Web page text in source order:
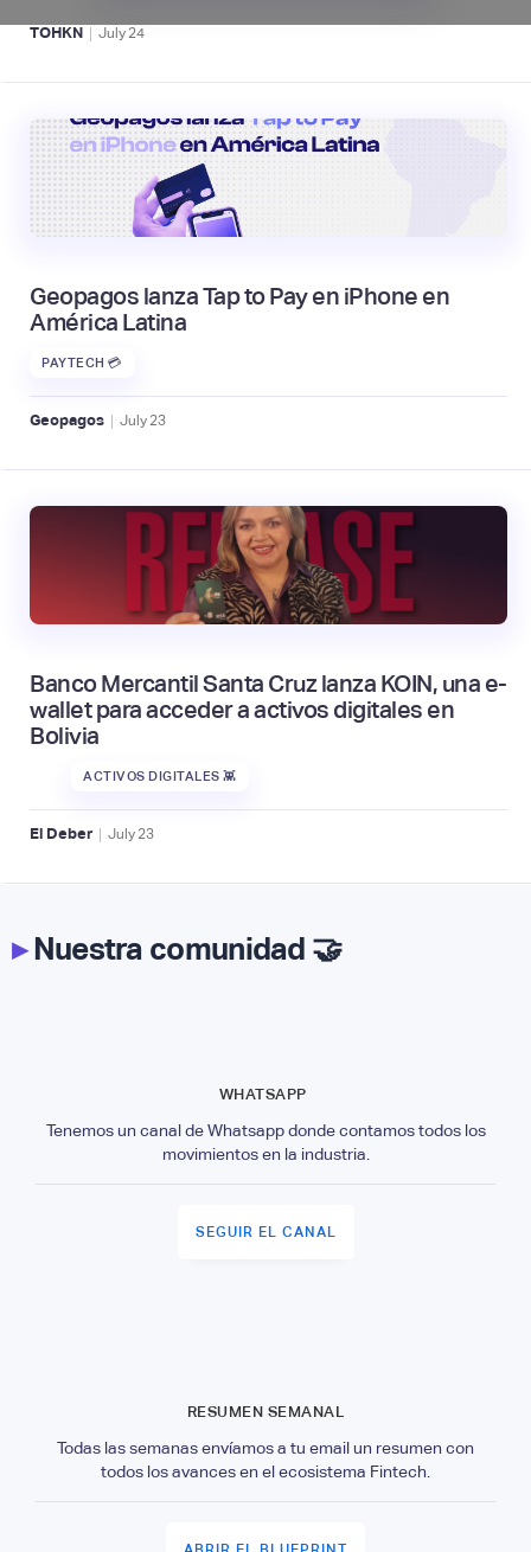
TOHKN | July 24
Geopagos lanza Tap to Pay en iPhone en
América Latina
PAYTECH 💳
Geopagos | July 23
Banco Mercantil Santa Cruz lanza KOIN, una e-
wallet para acceder a activos digitales en
Bolivia
ACTIVOS DIGITALES 👾
El Deber | July 23
▸Nuestra comunidad 🤝
WHATSAPP
Tenemos un canal de Whatsapp donde contamos todos los
movimientos en la industria.
SEGUIR EL CANAL
RESUMEN SEMANAL
Todas las semanas envíamos a tu email un resumen con
todos los avances en el ecosistema Fintech.